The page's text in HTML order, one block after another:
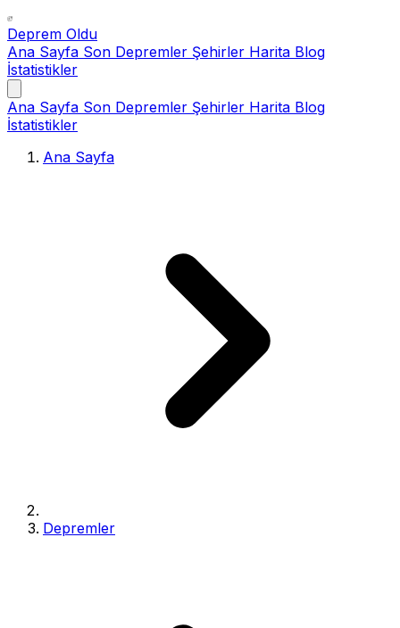
Deprem Oldu
Ana Sayfa Son Depremler Şehirler Harita Blog
İstatistikler
Ana Sayfa Son Depremler Şehirler Harita Blog
İstatistikler
Ana Sayfa
Depremler